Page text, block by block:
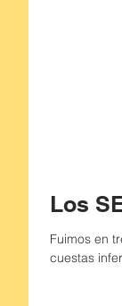
Los
Fuimos en tren, un viaje muy chulo. Cuando llegamos subimos al pueblo con
cuestas